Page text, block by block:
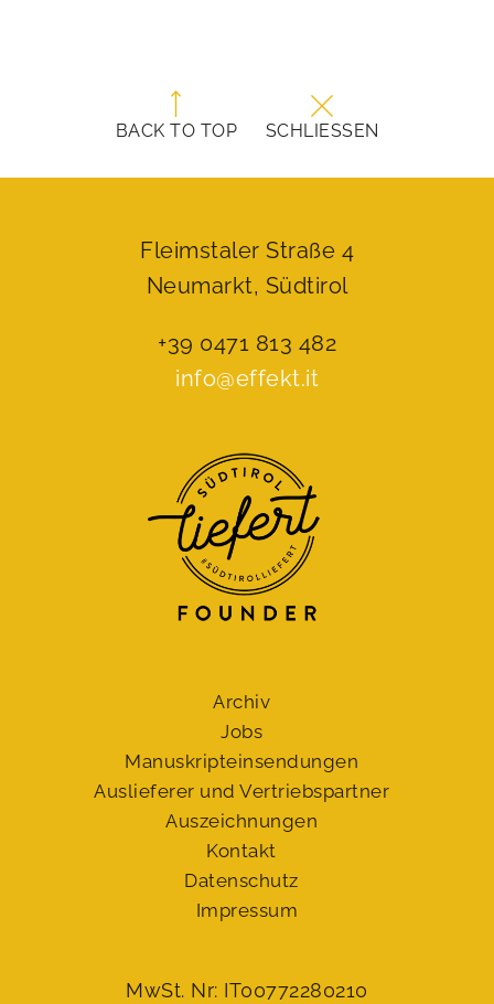
BACK TO TOP SCHLIESSEN
Fleimstaler Straße 4
Neumarkt, Südtirol
+39 0471 813 482
info@effekt.it
Archiv
Jobs
Manuskript­einsendungen
Auslieferer und Vertriebspartner
Auszeichnungen
Kontakt
Datenschutz
Impressum
MwSt. Nr: IT00772280210